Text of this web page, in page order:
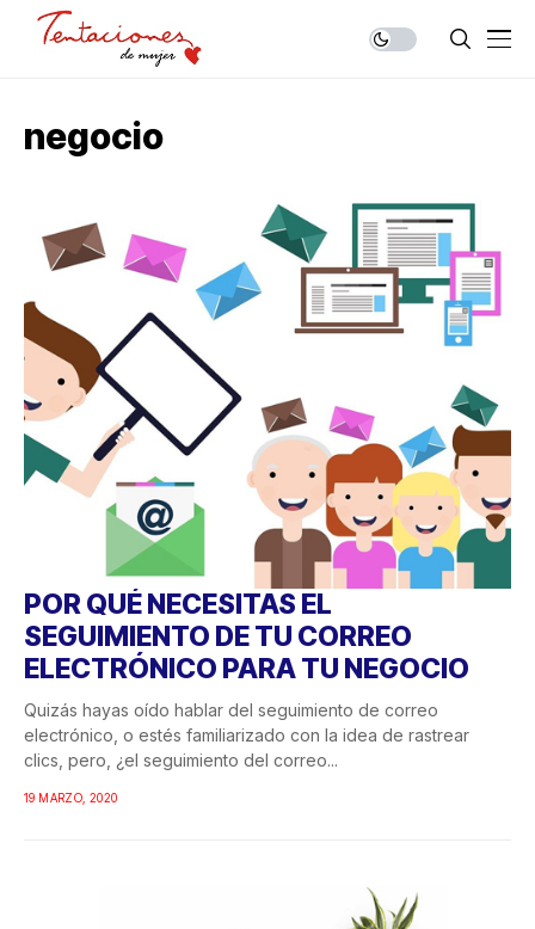
negocio
POR QUÉ NECESITAS EL
SEGUIMIENTO DE TU CORREO
ELECTRÓNICO PARA TU NEGOCIO
Quizás hayas oído hablar del seguimiento de correo
electrónico, o estés familiarizado con la idea de rastrear
clics, pero, ¿el seguimiento del correo...
19 MARZO, 2020